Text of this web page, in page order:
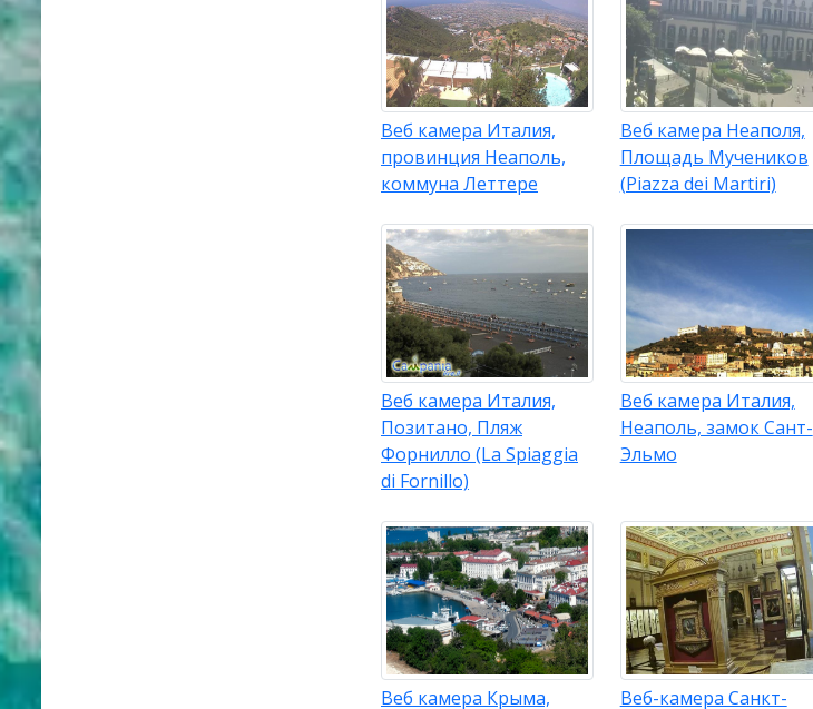
Веб камера Италия,
провинция Неаполь,
коммуна Леттере
Веб камера Неаполя,
Площадь Мучеников
(Piazza dei Martiri)
Веб камера Италия,
Позитано, Пляж
Форнилло (La Spiaggia
di Fornillo)
Веб камера Италия,
Неаполь, замок Сант-
Эльмо
Веб камера Крыма, Веб-камера Санкт-